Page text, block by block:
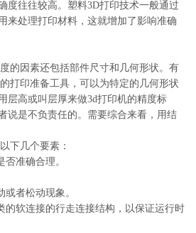
度往往较高。塑料3D打印技术一般通过
来处理打印材料，这就增加了影响准确
的因素还包括部件尺寸和几何形状。有
打印准备工具，可以为特定的几何形状
层高或叫层厚来做3d打印机的精度标
说是不负责任的。需要综合来看，用结
下几个要素：
准确合理。
者松动现象。
的软连接的行走连接结构，以保证运行时